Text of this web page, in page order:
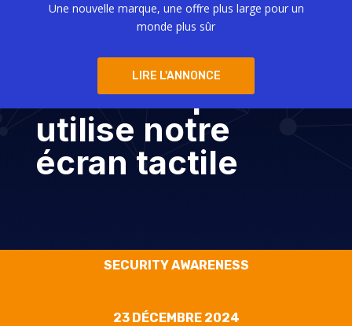
Une nouvelle marque, une offre plus large pour un
monde plus sûr
LIRE L'ANNONCE
Ghost Tap :
l’attaque
fantôme qui
utilise notre
écran tactile
SECURITY AWARENESS
23 DÉCEMBRE 2024